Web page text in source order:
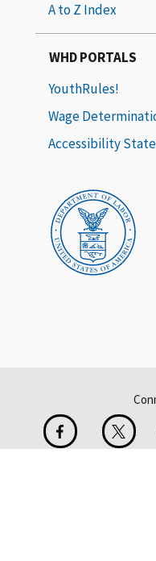
A to Z Index
WHD PORTALS
YouthRules!
Wage
Accessibility